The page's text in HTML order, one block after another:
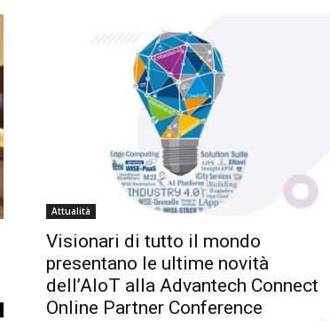
Attualità
Visionari di tutto il mondo
presentano le ultime novità
dell’AIoT alla Advantech Connect
Online Partner Conference